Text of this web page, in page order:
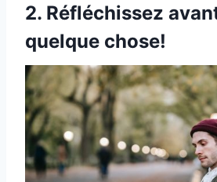
2. Réfléchissez
quelque chose!